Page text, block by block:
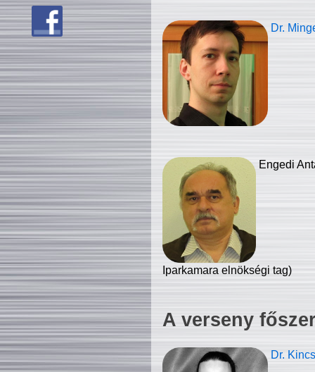
Dr.
Engedi
Iparkamara elnökségi tag)
A verseny
Dr.